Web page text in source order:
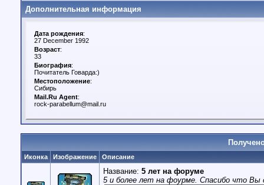
Дополнительная информация
Дата рождения:
27 December 1992
Возраст:
33
Биография:
Почитатель Говарда:)
Местоположение:
Сибирь
Mail.Ru Agent:
rock-parabellum@mail.ru
Иконка Изображение Описание
Название: 5 лет на форуме
5 и более лет на фоурме. Спасибо что Вы